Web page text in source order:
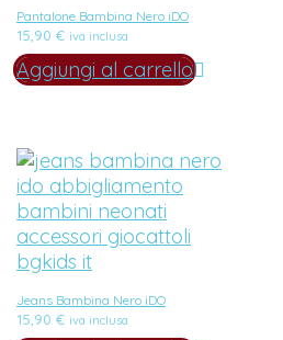
Pantalone Bambina Nero iDO
15,90 € iva inclusa
Aggiungi al carrello
Jeans Bambina Nero iDO
15,90 € iva inclusa